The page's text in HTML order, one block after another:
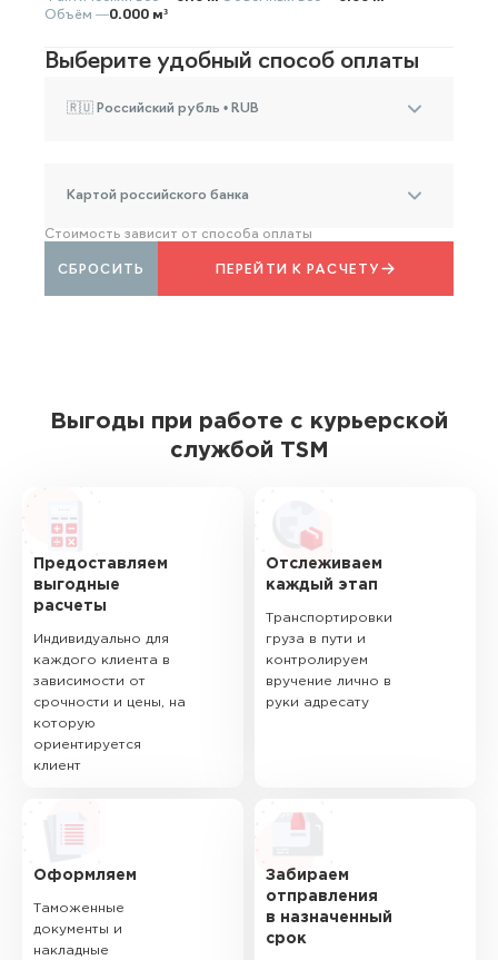
Объём —0.000 м³
Выберите удобный способ оплаты
🇷🇺 Российский рубль • RUB
Картой российского банка
Стоимость зависит от способа оплаты
ПЕРЕЙТИ К РАСЧЕТУ
СБРОСИТЬ
Выгоды при работе с курьерской
службой TSM
Предоставляем
выгодные
расчеты
Индивидуально для
каждого клиента в
зависимости от
срочности и цены, на
которую
ориентируется
клиент
Отслеживаем
каждый этап
Транспортировки
груза в пути и
контролируем
вручение лично в
руки адресату
Оформляем
Таможенные
документы и
накладные
Забираем
отправления
в назначенный
срок